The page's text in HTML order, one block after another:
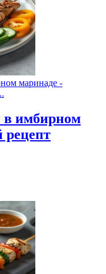
маринаде -
имбирном
рецепт